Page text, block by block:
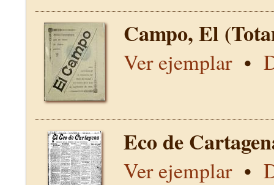
Campo, El
Ver ejemplar•
Eco de
Ver ejemplar•